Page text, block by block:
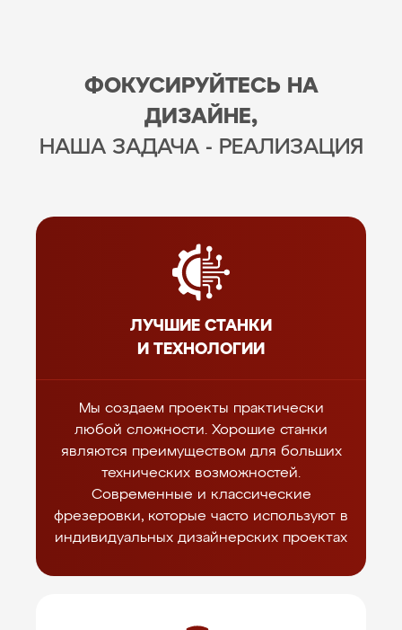
ФОКУСИРУЙТЕСЬ НА
ДИЗАЙНЕ,
НАША ЗАДАЧА - РЕАЛИЗАЦИЯ
ЛУЧШИЕ СТАНКИ
И ТЕХНОЛОГИИ
Мы создаем проекты практически
любой сложности. Хорошие станки
являются преимуществом для больших
технических возможностей.
Современные и классические
фрезеровки, которые часто используют в
индивидуальных дизайнерских проектах